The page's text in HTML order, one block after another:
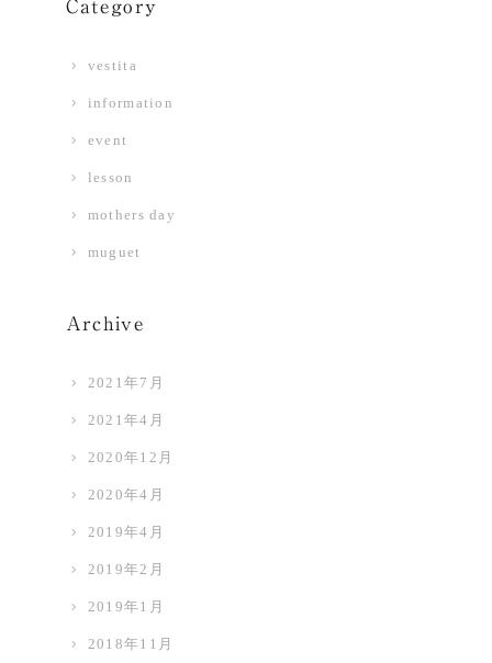
Category
vestita
information
event
lesson
mothers day
muguet
Archive
2021年7月
2021年4月
2020年12月
2020年4月
2019年4月
2019年2月
2019年1月
2018年11月